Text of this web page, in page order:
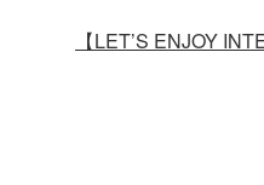
【LET’S ENJOY